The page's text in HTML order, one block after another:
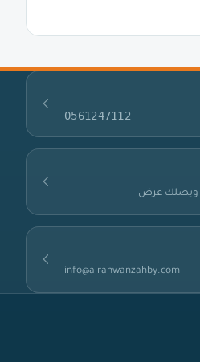
0561247112
ويصلك عرض
info@alrahwanzahby.com